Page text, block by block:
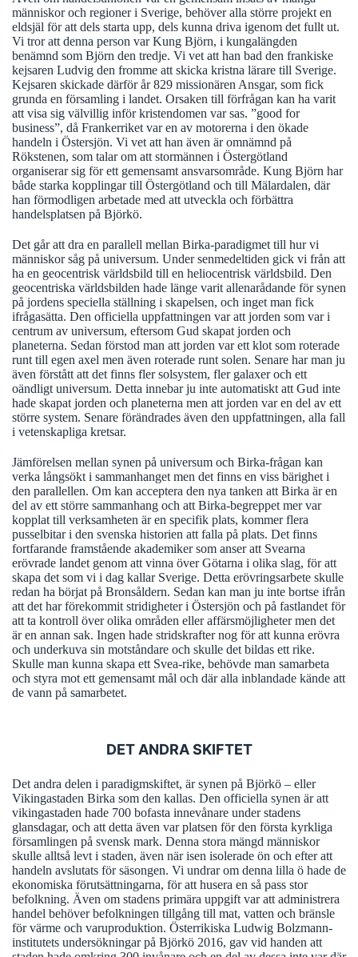
människor och regioner i Sverige, behöver alla större projekt en
eldsjäl för att dels starta upp, dels kunna driva igenom det fullt ut.
Vi tror att denna person var Kung Björn, i kungalängden
benämnd som Björn den tredje. Vi vet att han bad den frankiske
kejsaren Ludvig den fromme att skicka kristna lärare till Sverige.
Kejsaren skickade därför år 829 missionären Ansgar, som fick
grunda en församling i landet. Orsaken till förfrågan kan ha varit
att visa sig välvillig inför kristendomen var sas. ”good for
business”, då Frankerriket var en av motorerna i den ökade
handeln i Östersjön. Vi vet att han även är omnämnd på
Rökstenen, som talar om att stormännen i Östergötland
organiserar sig för ett gemensamt ansvarsområde. Kung Björn har
både starka kopplingar till Östergötland och till Mälardalen, där
han förmodligen arbetade med att utveckla och förbättra
handelsplatsen på Björkö.
Det går att dra en parallell mellan Birka-paradigmet till hur vi
människor såg på universum. Under senmedeltiden gick vi från att
ha en geocentrisk världsbild till en heliocentrisk världsbild. Den
geocentriska världsbilden hade länge varit allenarådande för synen
på jordens speciella ställning i skapelsen, och inget man fick
ifrågasätta. Den officiella uppfattningen var att jorden som var i
centrum av universum, eftersom Gud skapat jorden och
planeterna. Sedan förstod man att jorden var ett klot som roterade
runt till egen axel men även roterade runt solen. Senare har man ju
även förstått att det finns fler solsystem, fler galaxer och ett
oändligt universum. Detta innebar ju inte automatiskt att Gud inte
hade skapat jorden och planeterna men att jorden var en del av ett
större system. Senare förändrades även den uppfattningen, alla fall
i vetenskapliga kretsar.
Jämförelsen mellan synen på universum och Birka-frågan kan
verka långsökt i sammanhanget men det finns en viss bärighet i
den parallellen. Om kan acceptera den nya tanken att Birka är en
del av ett större sammanhang och att Birka-begreppet mer var
kopplat till verksamheten är en specifik plats, kommer flera
pusselbitar i den svenska historien att falla på plats. Det finns
fortfarande framstående akademiker som anser att Svearna
erövrade landet genom att vinna över Götarna i olika slag, för att
skapa det som vi i dag kallar Sverige. Detta erövringsarbete skulle
redan ha börjat på Bronsåldern. Sedan kan man ju inte bortse ifrån
att det har förekommit stridigheter i Östersjön och på fastlandet för
att ta kontroll över olika områden eller affärsmöjligheter men det
är en annan sak. Ingen hade stridskrafter nog för att kunna erövra
och underkuva sin motståndare och skulle det bildas ett rike.
Skulle man kunna skapa ett Svea-rike, behövde man samarbeta
och styra mot ett gemensamt mål och där alla inblandade kände att
de vann på samarbetet.
DET ANDRA SKIFTET
Det andra delen i paradigmskiftet, är synen på Björkö – eller
Vikingastaden Birka som den kallas. Den officiella synen är att
vikingastaden hade 700 bofasta innevånare under stadens
glansdagar, och att detta även var platsen för den första kyrkliga
församlingen på svensk mark. Denna stora mängd människor
skulle alltså levt i staden, även när isen isolerade ön och efter att
handeln avslutats för säsongen. Vi undrar om denna lilla ö hade de
ekonomiska förutsättningarna, för att husera en så pass stor
befolkning. Även om stadens primära uppgift var att administrera
handel behöver befolkningen tillgång till mat, vatten och bränsle
för värme och varuproduktion. Österrikiska Ludwig Bolzmann-
institutets undersökningar på Björkö 2016, gav vid handen att